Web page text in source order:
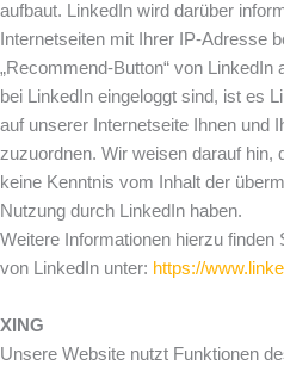
aufbaut. LinkedIn wird darüber
Internetseiten mit Ihrer IP-Adresse
„Recommend-Button“ von
bei LinkedIn eingeloggt sind, ist es
auf unserer Internetseite Ihnen und
zuzuordnen. Wir weisen darauf hin,
keine Kenntnis vom Inhalt der
Nutzung durch LinkedIn haben.
Weitere Informationen hierzu
von LinkedIn unter: https://
XING
Unsere Website nutzt Funktionen